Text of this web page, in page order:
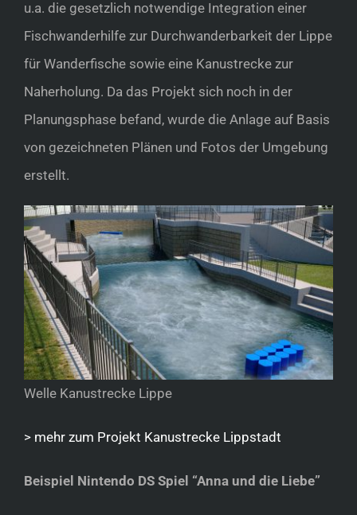
u.a. die gesetzlich notwendige Integration einer
Fischwanderhilfe zur Durchwanderbarkeit der Lippe
für Wanderfische sowie eine Kanustrecke zur
Naherholung. Da das Projekt sich noch in der
Planungsphase befand, wurde die Anlage auf Basis
von gezeichneten Plänen und Fotos der Umgebung
erstellt.
Welle Kanustrecke Lippe
> mehr zum Projekt Kanustrecke Lippstadt
Beispiel Nintendo DS Spiel “Anna und die Liebe”